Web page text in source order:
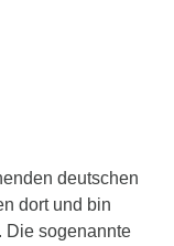
deutschen
dort und bin
Die sogenannte